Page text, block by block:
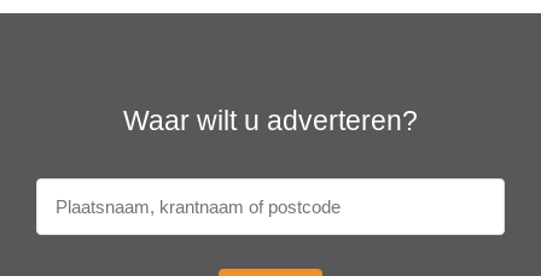
Waar wilt u adverteren?